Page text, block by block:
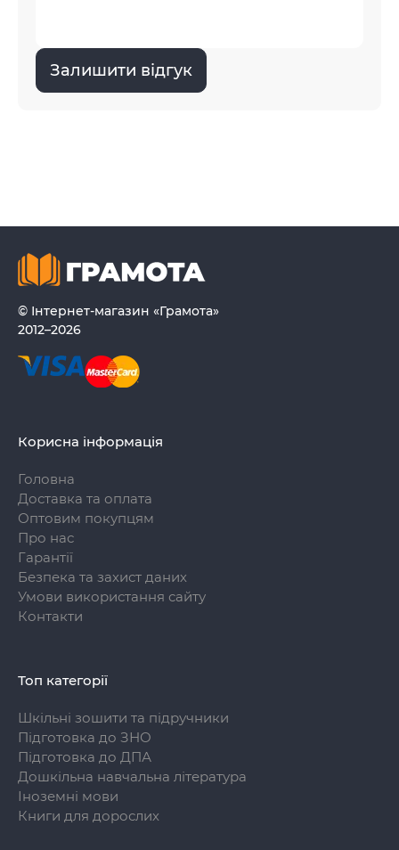
Залишити відгук
© Інтернет-магазин «Грамота»
2012–2026
Корисна інформація
Головна
Доставка та оплата
Оптовим покупцям
Про нас
Гарантії
Безпека та захист даних
Умови використання сайту
Контакти
Топ категорії
Шкільні зошити та підручники
Підготовка до ЗНО
Підготовка до ДПА
Дошкільна навчальна література
Іноземні мови
Книги для дорослих